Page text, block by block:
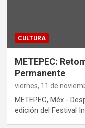
CULTURA
METEPEC:
Permanente
viernes, 11 de
METEPEC, Méx.-
edición del Festival